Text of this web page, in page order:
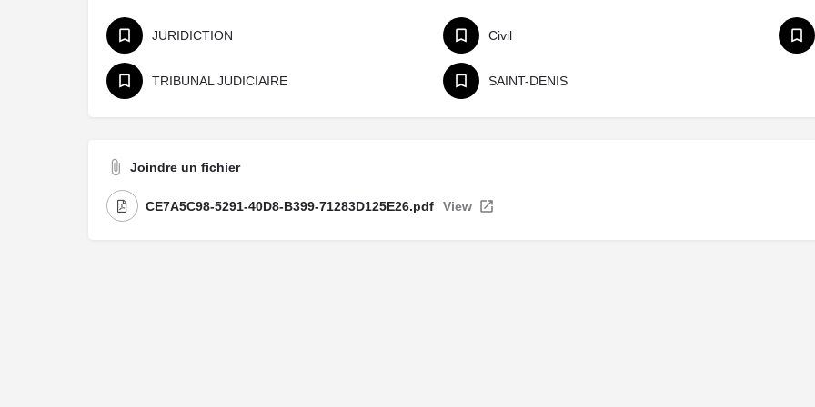
JURIDICTION Civil
TRIBUNAL JUDICIAIRE SAINT-DENIS
Joindre un fichier
CE7A5C98-5291-40D8-B399-71283D125E26.pdf View